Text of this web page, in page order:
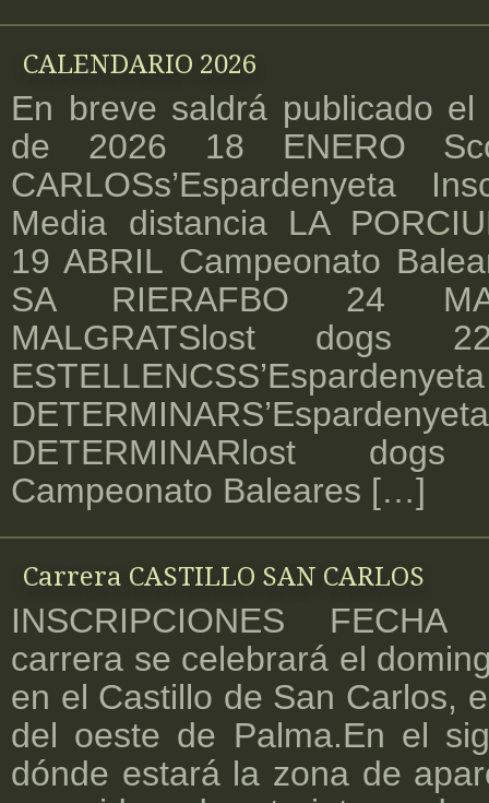
CALENDARIO 2026
En breve saldrá publicado
de 2026 18 ENERO
CARLOSs’Espardenyeta
Media distancia LA
19 ABRIL Campeonato
SA RIERAFBO 24
MALGRATSlost dogs
DETERMINARlost
Campeonato Baleares […]
Carrera CASTILLO SAN CARLOS
INSCRIPCIONES FECHA
carrera se celebrará el
en el Castillo de San Carlos,
del oeste de Palma.En el
dónde estará la zona de